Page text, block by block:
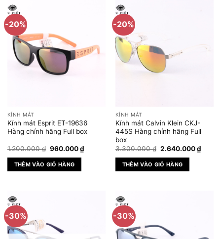
-20%
KÍNH MÁT
Kính mát Esprit ET-19636
Hàng chính hãng Full box
1.200.000₫ Giá
là:
1.200.000 ₫.
960.000₫Giá
hiện
960.000 ₫.
THÊM VÀO GIỎ HÀNG
-20%
KÍNH MÁT
Kính mát Calvin Klein CKJ-
445S Hàng chính hãng Full
box
3.300.000₫ Giá
là:
3.300.000 ₫.
2.640.000₫Giá
hiện
THÊM VÀO GIỎ HÀNG
-30% -30%